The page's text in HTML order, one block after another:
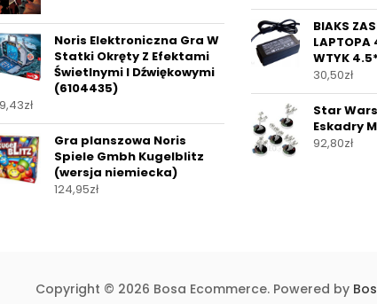
Noris Elektroniczna Gra W
Statki Okręty Z Efektami
Świetlnymi I Dźwiękowymi
(6104435)
zł
Gra planszowa Noris
Spiele Gmbh Kugelblitz
(wersja niemiecka)
124,95zł
BIAKS
LAPTOPA
WTYK
30,50zł
Star
Eskadry
92,80zł
Copyright © 2026 Bosa Ecommerce. Powered by